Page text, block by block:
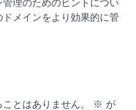
メインをより効果的に管
とはありません。 ※ が